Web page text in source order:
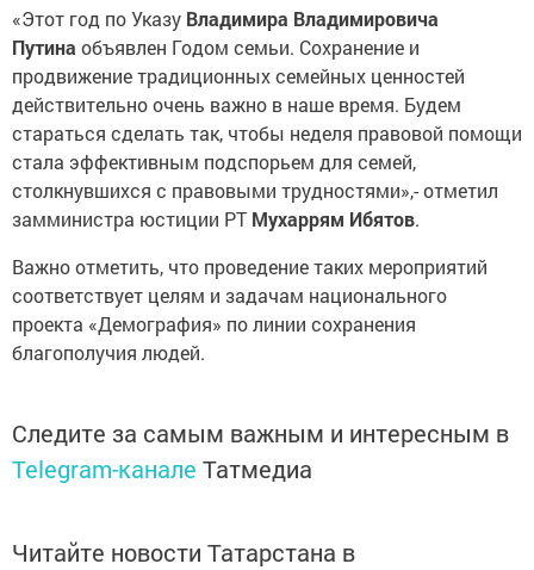
«Этот год по Указу Владимира Владимировича
Путина объявлен Годом семьи. Сохранение и
продвижение традиционных семейных ценностей
действительно очень важно в наше время. Будем
стараться сделать так, чтобы неделя правовой помощи
стала эффективным подспорьем для семей,
столкнувшихся с правовыми трудностями»,- отметил
замминистра юстиции РТ Мухаррям Ибятов.
Важно отметить, что проведение таких мероприятий
соответствует целям и задачам национального
проекта «Демография» по линии сохранения
благополучия людей.
Следите за самым важным и интересным в
Telegram-канале Татмедиа
Читайте новости Татарстана в